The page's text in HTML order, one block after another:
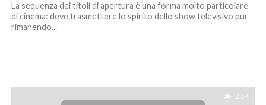
La sequenza dei titoli di apertura è una forma molto particolare
di cinema: deve trasmettere lo spirito dello show televisivo pur
rimanendo...
2.3K